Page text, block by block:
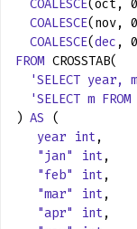
COALESCE(oct,
COALESCE(nov,
COALESCE(dec ,
FROM CROSSTAB(
'SELECT year,
'SELECT m
) AS (
year int,
"jan"
int,
"feb"
int,
"mar"
int,
"apr"
int,